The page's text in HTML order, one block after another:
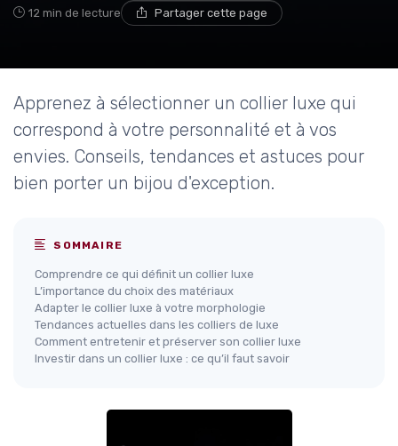
12 min de lecture Partager cette page
Apprenez à sélectionner un collier luxe qui
correspond à votre personnalité et à vos
envies. Conseils, tendances et astuces pour
bien porter un bijou d'exception.
SOMMAIRE
Comprendre ce qui définit un collier luxe
L’importance du choix des matériaux
Adapter le collier luxe à votre morphologie
Tendances actuelles dans les colliers de luxe
Comment entretenir et préserver son collier luxe
Investir dans un collier luxe : ce qu’il faut savoir